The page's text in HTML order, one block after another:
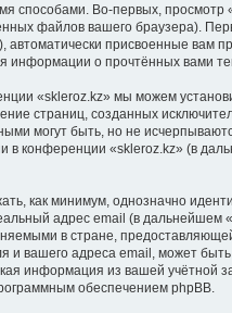
способами. Во-первых, просмотр
файлов вашего браузера).
автоматически присвоенные вам
информации о прочтённых вами
«skleroz.kz» мы можем
страниц, созданных
могут быть, но не
в конференции «skleroz.kz» (в
как минимум, однозначно
адрес email (в
в стране,
и вашего адреса email, может
информация из вашей учётной
обеспечением phpBB.